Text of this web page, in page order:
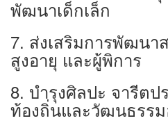
พัฒนาเด็กเล็ก
7. ส่งเสริมการพัฒนา
สูงอายุ และผู้พิการ
8. บำรุงศิลปะ จารีต
ท้องถิ่นและวัฒนธรร